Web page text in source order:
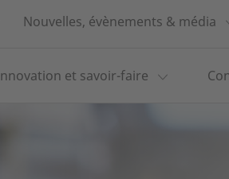
Nouvelles, évènements & média
et savoir-faire